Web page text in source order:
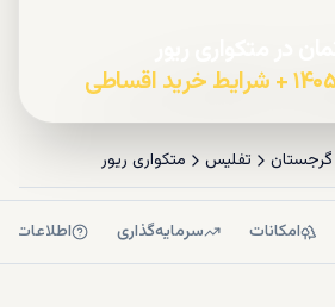
گرجستان تفلیس متکواری ریور
امکانات سرمایه‌گذاری اطلاعات